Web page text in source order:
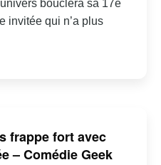
bouclera sa 17e
invitée qui n’a plus
frappe fort avec
– Comédie Geek